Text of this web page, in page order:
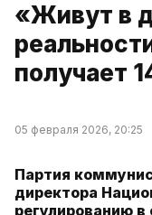
«Живут в
получает
05 февраля 2026, 20:25
Партия
директора
регулированию